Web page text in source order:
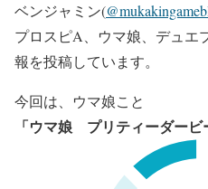
ベンジャミン(
プロスピA、ウマ娘、デュエ
報を投稿しています。
今回は、ウマ娘こと
「ウマ娘 プリティーダービ